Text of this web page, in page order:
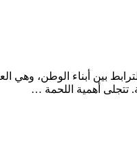
بين أبناء الوطن، وهي
تتجلى أهمية اللحمة …